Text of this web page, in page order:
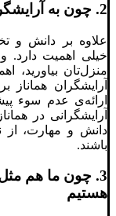
2. چون به آرایشگران خود کاملا اعتماد داریم
علاوه بر دانش و
خیلی اهمیت دارد.
منزل‌تان
آرایشگران
ارائه‌ی عدم سوء
آرایشگرانی در
دانش و مهارت، از
باشند.
3. چون ما هم
هستیم